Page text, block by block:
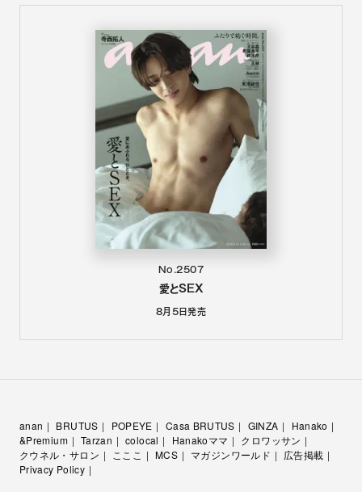
No.2507
愛とSEX
8月5日発売
anan BRUTUS POPEYE Casa BRUTUS GINZA
Hanako
&Premium
Tarzan colocal Hanakoママ
クロワッサン
クウネル・サロン
こここ MCS マガジンワールド
広告掲載
Privacy Policy